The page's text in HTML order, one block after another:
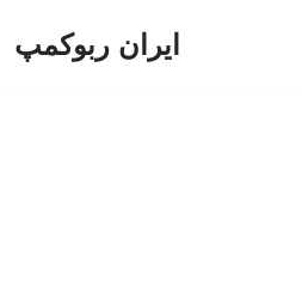
ایران ربوکمپ